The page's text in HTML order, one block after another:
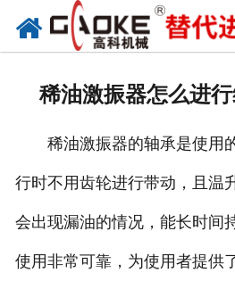
稀油激振器怎么进
稀油激振器的轴承是使用
行时不用齿轮进行带动，且温
会出现漏油的情况，能长时间
使用非常可靠，为使用者提供